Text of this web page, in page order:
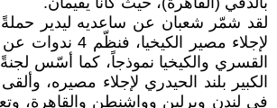
لقد شمّر شعبان عن ساعديه ليدير
لإجلاء مصير
القسري والكيخيا نموذجاً، كما أسّس
الكبير بلند الحيدري لإجلاء مصيره،
في لندن وبرلين وواشنطن والقاهرة،